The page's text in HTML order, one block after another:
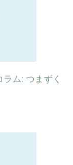
ム: つまずく